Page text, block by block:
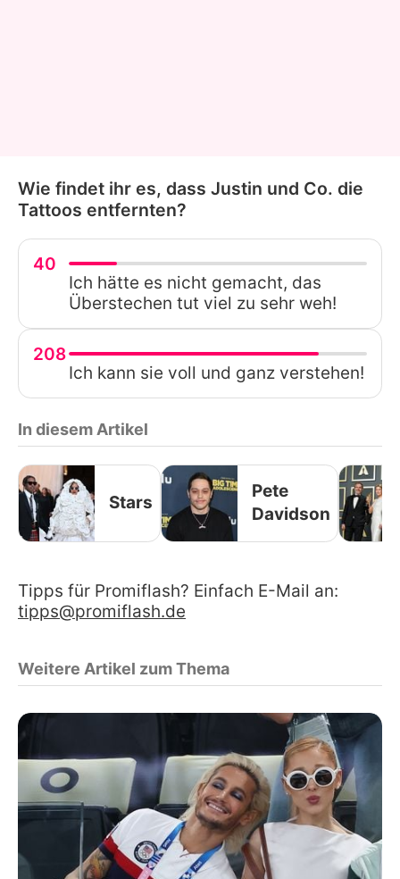
Wie findet ihr es, dass Justin und Co. die
Tattoos entfernten?
40
Ich hätte es nicht gemacht, das
Überstechen tut viel zu sehr weh!
208
Ich kann sie voll und ganz verstehen!
In diesem Artikel
Stars
Pete
Davidson
Tipps für Promiflash? Einfach E-Mail an:
tipps@promiflash.de
Weitere Artikel zum Thema